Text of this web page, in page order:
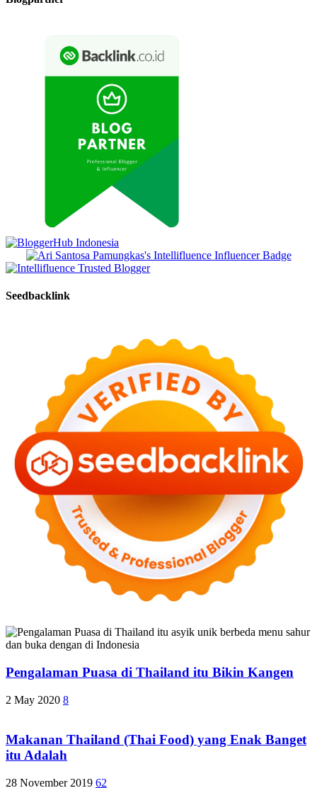
Seedbacklink
Pengalaman Puasa di Thailand itu Bikin Kangen
2 May 2020 8
Makanan Thailand (Thai Food) yang Enak Banget
itu Adalah
28 November 2019 62